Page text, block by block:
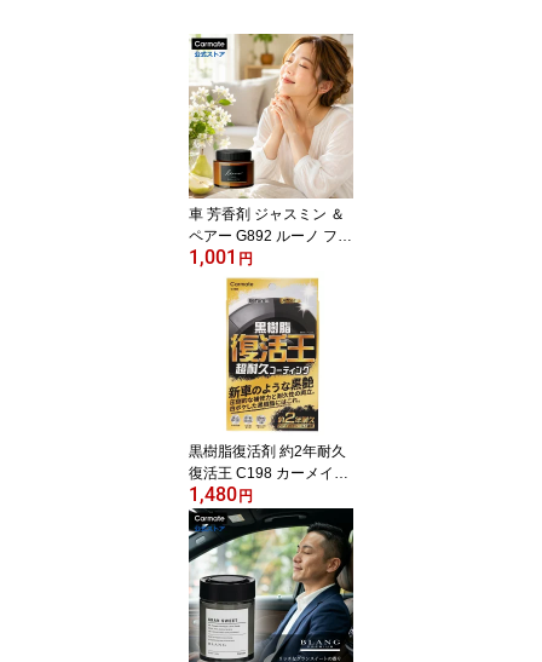
車 芳香剤 ジャスミン ＆
ペアー G892 ルーノ フレ
グランスゲル 良い香り
いいかおり 置き型 おし
ゃれ ゲル 固形 カーフレ
グランス luno carmate
1,001 円
黒樹脂復活剤 約2年耐久
復活王 C198 カーメイト
｜ 白ボケ防止 約2年耐久
未塗装樹脂 バンパー フ
ェンダー 外装 内装 DIY
経年劣化 白くなったパー
ツの色とツヤを復活 樹脂
復活 carmate
1,480 円